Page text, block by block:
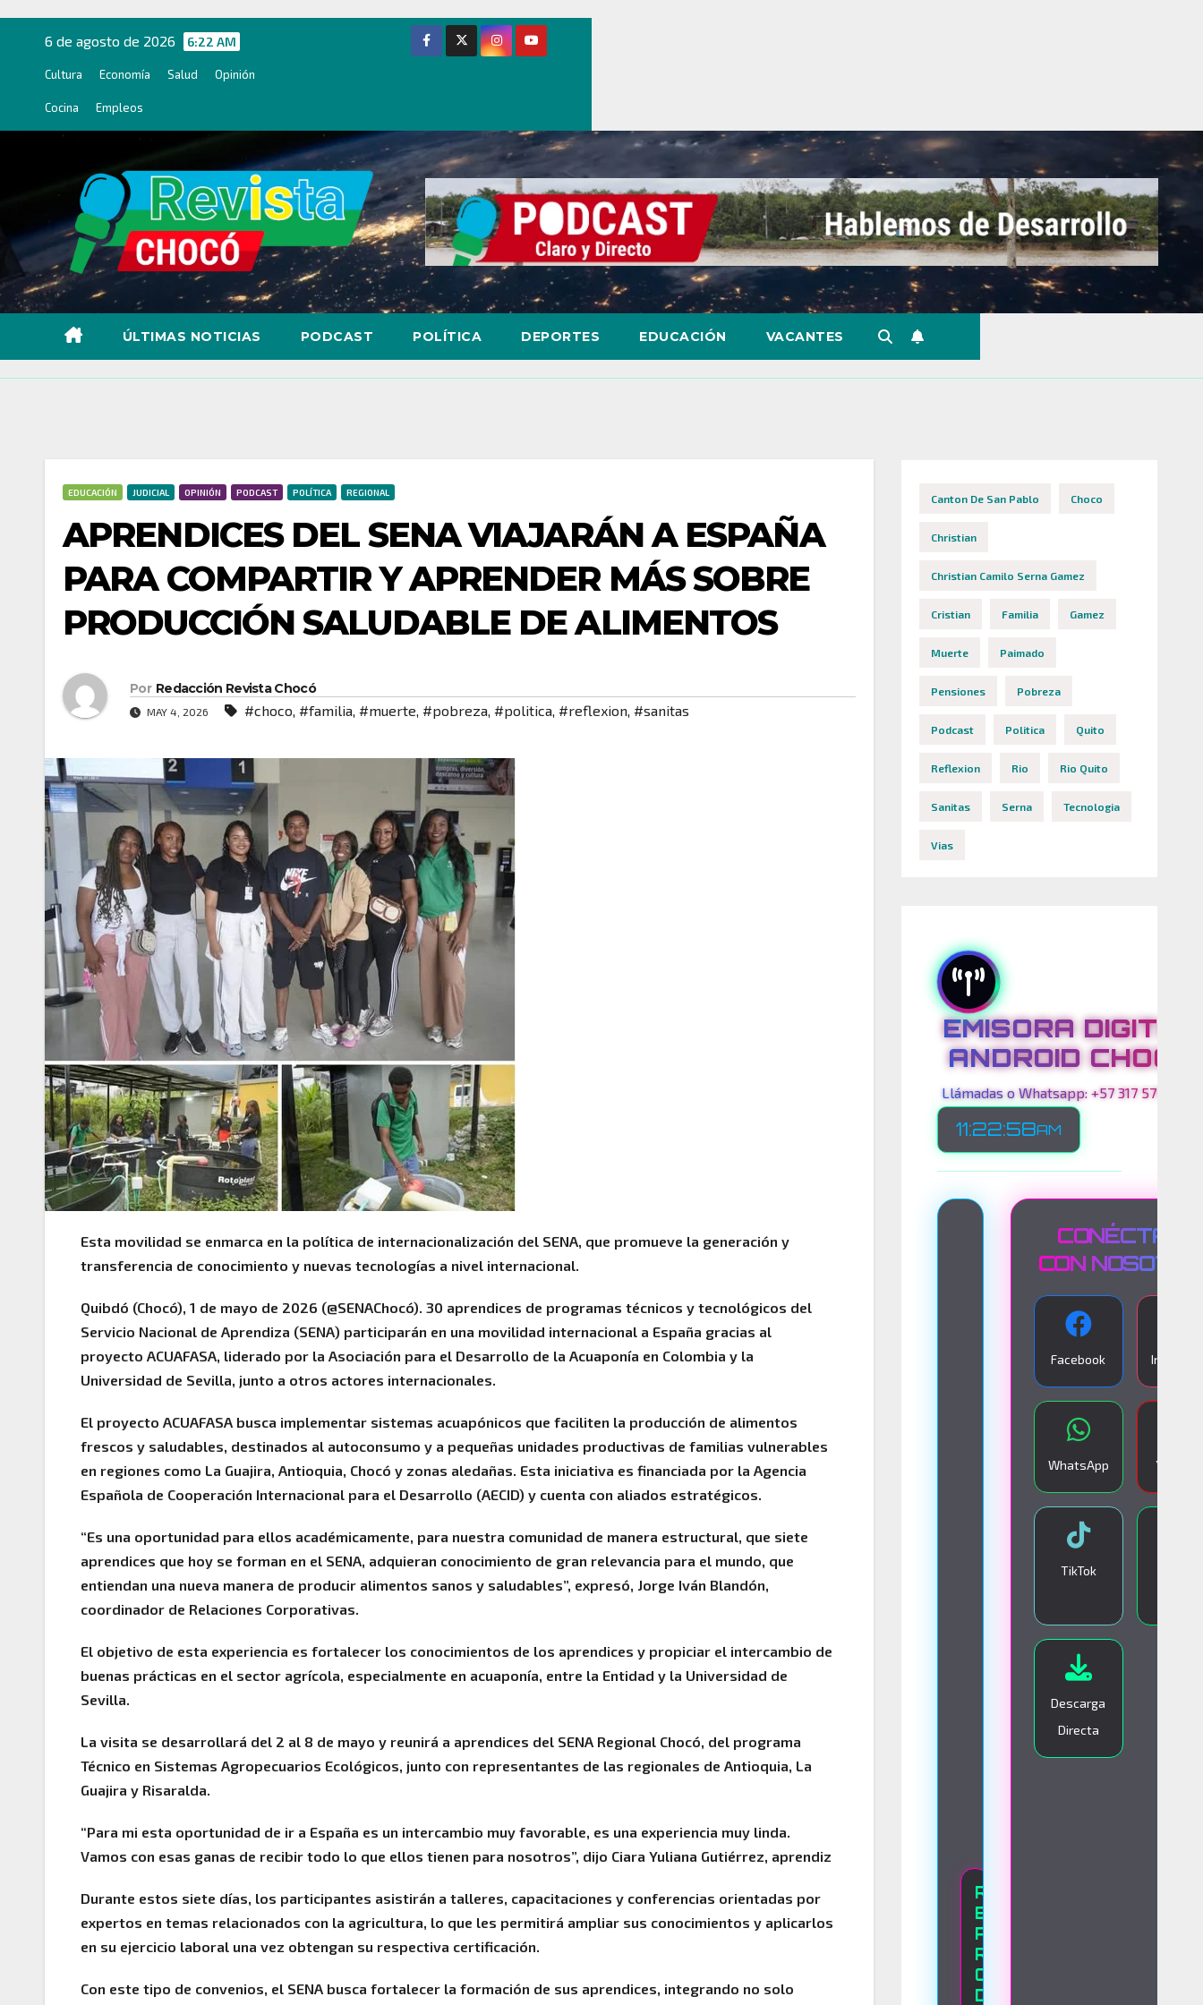
contenido
6 de agosto de 2026 6:22 AM
Cultura Economía Salud Opinión
Cocina Empleos
ÚLTIMAS NOTICIAS PODCAST POLÍTICA DEPORTES EDUCACIÓN VACANTES
EDUCACIÓN JUDICIAL OPINIÓN PODCAST POLÍTICA REGIONAL
APRENDICES DEL SENA VIAJARÁN A ESPAÑA
PARA COMPARTIR Y APRENDER MÁS SOBRE
PRODUCCIÓN SALUDABLE DE ALIMENTOS
Por Redacción Revista Chocó
MAY 4, 2026 #choco #familia #muerte #pobreza #politica #reflexion #sanitas
Esta movilidad se enmarca en la política de internacionalización del SENA, que promueve la generación y
transferencia de conocimiento y nuevas tecnologías a nivel internacional.
Quibdó (Chocó), 1 de mayo de 2026 (@SENAChocó). 30 aprendices de programas técnicos y tecnológicos del
Servicio Nacional de Aprendiza (SENA) participarán en una movilidad internacional a España gracias al
proyecto ACUAFASA, liderado por la Asociación para el Desarrollo de la Acuaponía en Colombia y la
Universidad de Sevilla, junto a otros actores internacionales.
El proyecto ACUAFASA busca implementar sistemas acuapónicos que faciliten la producción de alimentos
frescos y saludables, destinados al autoconsumo y a pequeñas unidades productivas de familias vulnerables
en regiones como La Guajira, Antioquia, Chocó y zonas aledañas. Esta iniciativa es financiada por la Agencia
Española de Cooperación Internacional para el Desarrollo (AECID) y cuenta con aliados estratégicos.
“Es una oportunidad para ellos académicamente, para nuestra comunidad de manera estructural, que siete
aprendices que hoy se forman en el SENA, adquieran conocimiento de gran relevancia para el mundo, que
entiendan una nueva manera de producir alimentos sanos y saludables”, expresó, Jorge Iván Blandón,
coordinador de Relaciones Corporativas.
El objetivo de esta experiencia es fortalecer los conocimientos de los aprendices y propiciar el intercambio de
buenas prácticas en el sector agrícola, especialmente en acuaponía, entre la Entidad y la Universidad de
Sevilla.
La visita se desarrollará del 2 al 8 de mayo y reunirá a aprendices del SENA Regional Chocó, del programa
Técnico en Sistemas Agropecuarios Ecológicos, junto con representantes de las regionales de Antioquia, La
Guajira y Risaralda.
“Para mi esta oportunidad de ir a España es un intercambio muy favorable, es una experiencia muy linda.
Vamos con esas ganas de recibir todo lo que ellos tienen para nosotros”, dijo Ciara Yuliana Gutiérrez, aprendiz
Durante estos siete días, los participantes asistirán a talleres, capacitaciones y conferencias orientadas por
expertos en temas relacionados con la agricultura, lo que les permitirá ampliar sus conocimientos y aplicarlos
en su ejercicio laboral una vez obtengan su respectiva certificación.
Con este tipo de convenios, el SENA busca fortalecer la formación de sus aprendices, integrando no solo
Canton De San Pablo Choco
Christian
Christian Camilo Serna Gamez
Cristian Familia Gamez
Muerte Paimado
Pensiones Pobreza
Podcast Politica Quito
Reflexion Rio Rio Quito
Sanitas Serna Tecnologia
Vias
EMISORA DIGITAL
ANDROID CHOCO
Llámadas o Whatsapp: +57 317 575 00 21
11:22:59AM
R
E
P
R
O
D
CONÉCTATE
CON
Facebook
WhatsApp YouTube
TikTok
Descarga
Directa